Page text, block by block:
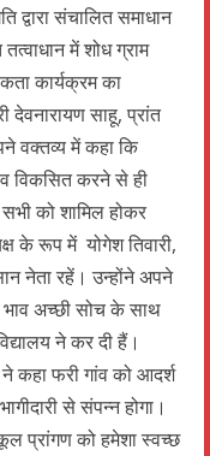
द्वारा संचालित समाधान
में शोध ग्राम
कार्यक्रम का
साहू, प्रांत
वक्तव्य में कहा कि
विकसित करने से ही
को शामिल होकर
के रूप में योगेश तिवारी,
नेता रहें। उन्होंने अपने
भाव अच्छी सोच के साथ
ने कर दी हैं।
कहा फरी गांव को आदर्श
से संपन्न होगा।
प्रांगण को हमेशा स्वच्छ